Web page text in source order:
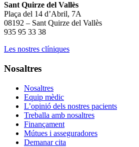
Sant Quirze del Vallès
Plaça del 14 d’Abril, 7A
08192 – Sant Quirze del Vallès
935 95 33 38
Les nostres clíniques
Nosaltres
Nosaltres
Equip mèdic
L’opinió dels nostres pacients
Treballa amb nosaltres
Finançament
Mútues i asseguradores
Demanar cita